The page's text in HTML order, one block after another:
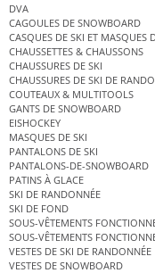
DVA
CAGOULES DE SNOWBOARD
CASQUES DE SKI ET MASQUES
CHAUSSETTES & CHAUSSONS
CHAUSSURES DE SKI
CHAUSSURES DE SKI DE
COUTEAUX & MULTITOOLS
GANTS DE SNOWBOARD
EISHOCKEY
MASQUES DE SKI
PANTALONS DE SKI
PANTALONS-DE-SNOWBOARD
PATINS À GLACE
SKI DE RANDONNÉE
SKI DE FOND
SOUS-VÊTEMENTS
SOUS-VÊTEMENTS
VESTES DE SKI DE RANDONNÉE
VESTES DE SNOWBOARD